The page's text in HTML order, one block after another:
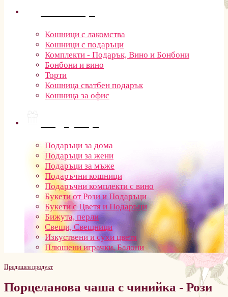
Кошници с лакомства
Кошници с подаръци
Комплекти - Подарък, Вино и Бонбони
Бонбони и вино
Торти
Кошница сватбен подарък
Кошница за офис
Подаръци за дома
Подаръци за жени
Подаръци за мъже
Подаръчни кошници
Подаръчни комплекти с вино
Букети от Рози и Подаръци
Букети с Цветя и Подаръци
Бижута, перли
Свещи, Свещници
Изкуствени и сухи цветя
Плюшени играчки, Балони
Предишен продукт
Порцеланова чаша с чинийка - Рози